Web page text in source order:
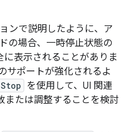
ンで説明したように、ア
の場合、一時停止状態の
に表示されることがありま
サポートが強化されるよ
を使用して、UI 関連
または調整することを検討